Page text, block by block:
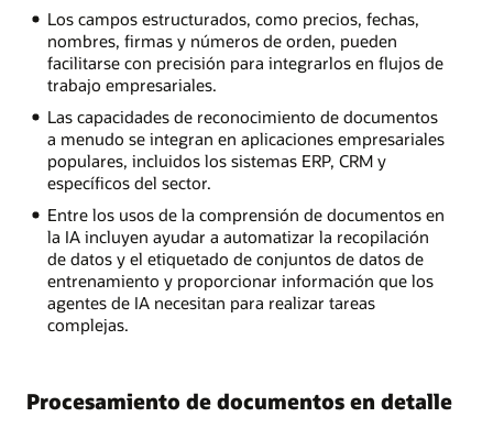
Los campos estructurados, como precios, fechas,
nombres, firmas y números de orden, pueden
facilitarse con precisión para integrarlos en flujos de
trabajo empresariales.
Las capacidades de reconocimiento de documentos
a menudo se integran en aplicaciones empresariales
populares, incluidos los sistemas ERP, CRM y
específicos del sector.
Entre los usos de la comprensión de documentos en
la IA incluyen ayudar a automatizar la recopilación
de datos y el etiquetado de conjuntos de datos de
entrenamiento y proporcionar información que los
agentes de IA necesitan para realizar tareas
complejas.
Procesamiento de documentos en detalle